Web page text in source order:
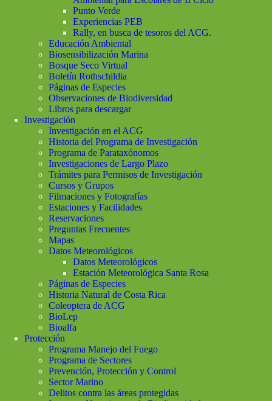
Punto Verde
Experiencias PEB
Rally, en busca de tesoros del ACG.
Educación Ambiental
Biosensibilización Marina
Bosque Seco Virtual
Boletín Rothschildia
Páginas de Especies
Observaciones de Biodiversidad
Libros para descargar
Investigación
Investigación en el ACG
Historia del Programa de Investigación
Programa de Parataxónomos
Investigaciones de Largo Plazo
Trámites para Permisos de Investigación
Cursos y Grupos
Filmaciones y Fotografías
Estaciones y Facilidades
Reservaciones
Preguntas Frecuentes
Mapas
Datos Meteorológicos
Datos Meteorológicos
Estación Meteorológica Santa Rosa
Páginas de Especies
Historia Natural de Costa Rica
Coleoptera de ACG
BioLep
Bioalfa
Protección
Programa Manejo del Fuego
Programa de Sectores
Prevención, Protección y Control
Sector Marino
Delitos contra las áreas protegidas